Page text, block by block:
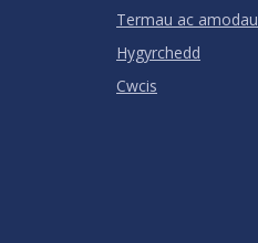
Termau ac amodau
Hygyrchedd
Cwcis